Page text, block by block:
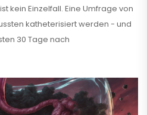
kein Einzelfall. Eine Umfrage von
katheterisiert werden - und
30 Tage nach